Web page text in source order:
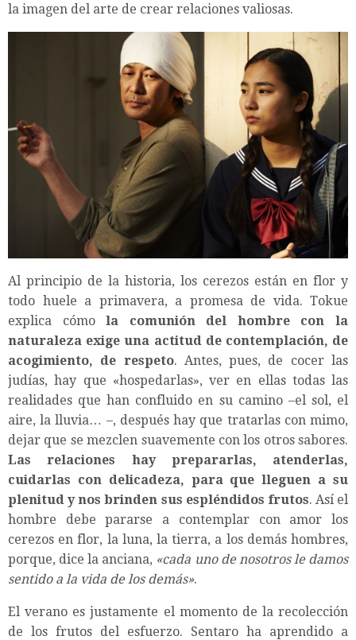
la imagen del arte de crear relaciones valiosas.
Al principio de la historia, los cerezos están en flor y
todo huele a primavera, a promesa de vida. Tokue
explica cómola comunión del hombre con la
naturaleza exige una actitud de contemplación, de
acogimiento, de respeto. Antes, pues, de cocer las
judías, hay que «hospedarlas», ver en ellas todas las
realidades que han confluido en su camino –el sol, el
aire, la lluvia… –, después hay que tratarlas con mimo,
dejar que se mezclen suavemente con los otros sabores.
Las relaciones hay prepararlas, atenderlas,
cuidarlas con delicadeza, para que lleguen a su
plenitud y nos brinden sus espléndidos frutos. Así el
hombre debe pararse a contemplar con amor los
cerezos en flor, la luna, la tierra, a los demás hombres,
porque, dice la anciana, «cada uno de nosotros le damos
sentido a la vida de los demás».
El verano es justamente el momento de la recolección
de los frutos del esfuerzo. Sentaro ha aprendido a